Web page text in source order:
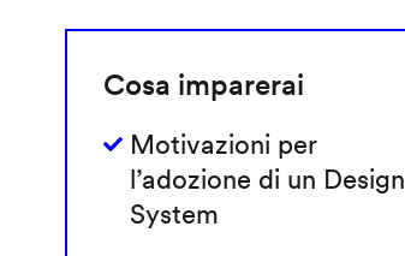
Cosa imparerai
Motivazioni per
l’adozione di un Design
System